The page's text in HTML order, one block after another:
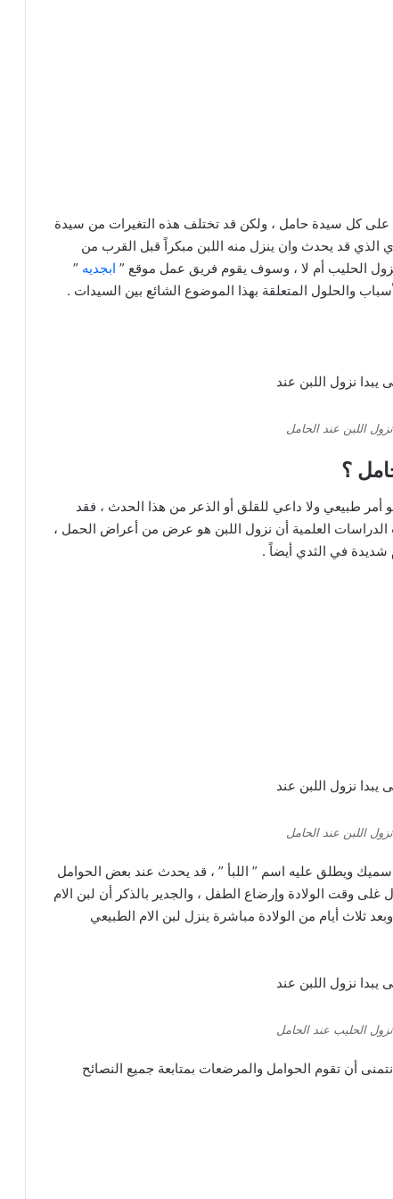
على كل سيدة حامل ، ولكن قد تختلف هذه التغيرات من سيدة
الذي قد يحدث وان ينزل منه اللبن مبكراً قبل القرب من
نزول الحليب أم لا ، وسوف يقوم فريق عمل موقع ” ابجديه ”
والحلول المتعلقة بهذا الموضوع الشائع بين السيدات .
اللبن عند الحامل
؟
أمر طبيعي ولا داعي للقلق أو الذعر من هذا الحدث ، فقد
العلمية أن نزول اللبن هو عرض من أعراض الحمل ،
في الثدي أيضاً .
اللبن عند الحامل
سميك ويطلق عليه اسم ” اللبأ ” ، قد يحدث عند بعض الحوامل
وقت الولادة وإرضاع الطفل ، والجدير بالذكر أن لبن الام
ثلاث أيام من الولادة مباشرة ينزل لبن الام الطبيعي
الحليب عند الحامل
نتمنى أن تقوم الحوامل والمرضعات بمتابعة جميع النصائح